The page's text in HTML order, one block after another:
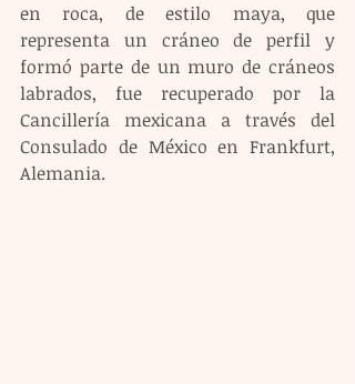
en roca, de estilo maya, que
representa un cráneo de perfil y
formó parte de un muro de cráneos
labrados, fue recuperado por la
Cancillería mexicana a través del
Consulado de México en Frankfurt,
Alemania.